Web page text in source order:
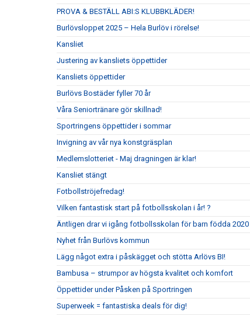
PROVA & BESTÄLL ABI:S KLUBBKLÄDER!
Burlövsloppet 2025 – Hela Burlöv i rörelse!
Kansliet
Justering av kansliets öppettider
Kansliets öppettider
Burlövs Bostäder fyller 70 år
Våra Seniortränare gör skillnad!
Sportringens öppettider i sommar
Invigning av vår nya konstgräsplan
Medlemslotteriet - Maj dragningen är klar!
Kansliet stängt
Fotbollströjefredag!
Vilken fantastisk start på fotbollsskolan i år! ?
Äntligen drar vi igång fotbollsskolan för barn födda 2020
Nyhet från Burlövs kommun
Lägg något extra i påskägget och stötta Arlövs BI!
Bambusa – strumpor av högsta kvalitet och komfort
Öppettider under Påsken på Sportringen
Superweek = fantastiska deals för dig!